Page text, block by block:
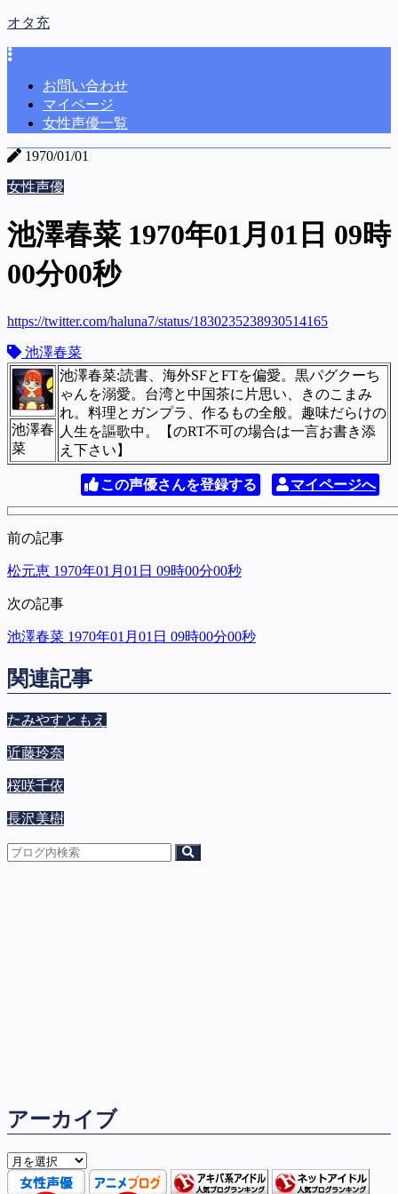
オタ充
お問い合わせ
マイページ
女性声優一覧
1970/01/01
女性声優
池澤春菜 1970年01月01日 09時
00分00秒
https://twitter.com/haluna7/status/1830235238930514165
池澤春菜
池澤春菜:読書、海外SFとFTを偏愛。黒パグクーち
ゃんを溺愛。台湾と中国茶に片思い、きのこまみ
れ。料理とガンプラ、作るもの全般。趣味だらけの
人生を謳歌中。【のRT不可の場合は一言お書き添
え下さい】
池澤春
菜
この声優さんを登録する マイページへ
前の記事
松元恵 1970年01月01日 09時00分00秒
次の記事
池澤春菜 1970年01月01日 09時00分00秒
関連記事
たみやすともえ
近藤玲奈
桜咲千依
長沢美樹
アーカイブ
ア
ー